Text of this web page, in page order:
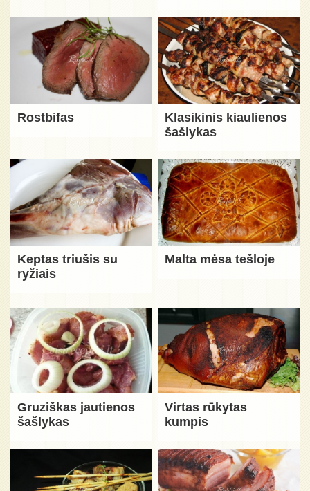
Rostbifas
Klasikinis kiaulienos
šašlykas
Keptas triušis su
ryžiais
Malta mėsa tešloje
Gruziškas jautienos
šašlykas
Virtas rūkytas
kumpis